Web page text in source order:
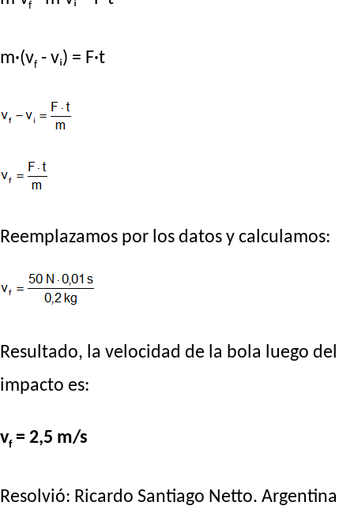
f
m·(vf- vᵢ) = F·t
Reemplazamos por los datos y calculamos:
Resultado, la velocidad de la bola luego del
impacto es:
vf= 2,5 m/s
Resolvió: Ricardo Santiago Netto. Argentina